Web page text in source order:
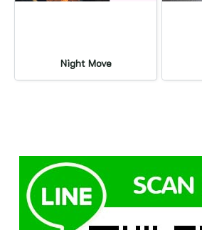
Night Move